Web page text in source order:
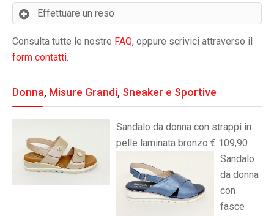
Effettuare un reso
Consulta tutte le nostre FAQ, oppure scrivici attraverso il
form contatti.
Donna, Misure Grandi, Sneaker e Sportive
Sandalo da donna con strappi in
pelle laminata bronzo € 109,90
Sandalo
da donna
con
fasce